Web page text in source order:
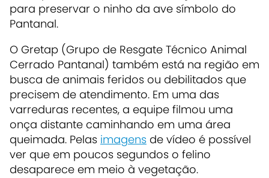
para preservar o ninho da ave símbolo do
Pantanal.
O Gretap (Grupo de Resgate Técnico Animal
Cerrado Pantanal) também está na região em
busca de animais feridos ou debilitados que
precisem de atendimento. Em uma das
varreduras recentes, a equipe filmou uma
onça distante caminhando em uma área
queimada. Pelas imagens de vídeo é possível
ver que em poucos segundos o felino
desaparece em meio à vegetação.